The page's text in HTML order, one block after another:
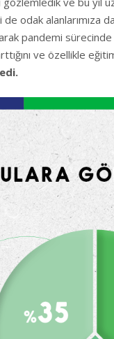
odak alanlarımıza
pandemi sürecinde
ve özellikle